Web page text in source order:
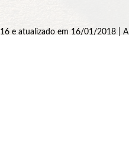
e atualizado em 16/01/2018 |